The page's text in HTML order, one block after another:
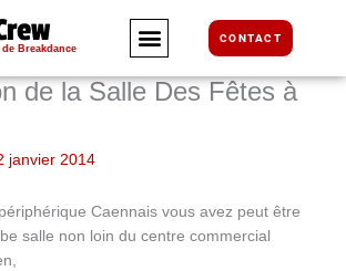
Breakdance
CONTACT
de la Salle Des Fêtes à
janvier 2014
Caennais vous avez peut être
salle non loin du centre commercial